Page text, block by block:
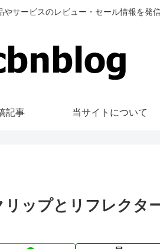
やサービスのレビュー・セール情報を発
記事 当サイトについて
ップとリフレクタ